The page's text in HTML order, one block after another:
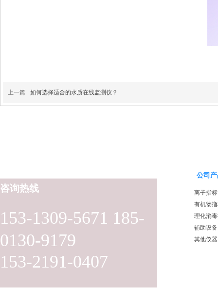
上一篇 如何选择适合的水质在线监测仪？
153-1309-5671 185-
0130-9179
153-2191-0407
咨询热线
公司
离子指标
有机物
理化消
辅助设备
其他仪器